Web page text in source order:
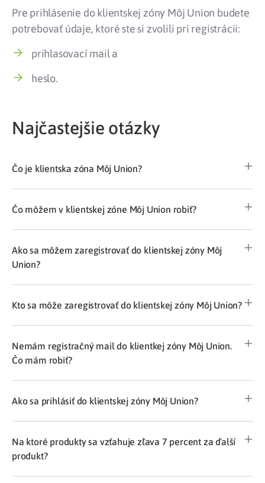
Pre prihlásenie do klientskej zóny Môj Union budete
potrebovať údaje, ktoré ste si zvolili pri registrácii:
prihlasovací mail a
heslo.
Najčastejšie otázky
Čo je klientska zóna Môj Union?
Čo môžem v klientskej zóne Môj Union robiť?
Ako sa môžem zaregistrovať do klientskej zóny Môj
Union?
Kto sa môže zaregistrovať do klientskej zóny Môj Union?
Nemám registračný mail do klientkej zóny Môj Union.
Čo mám robiť?
Ako sa prihlásiť do klientskej zóny Môj Union?
Na ktoré produkty sa vzťahuje zľava 7 percent za ďalší
produkt?